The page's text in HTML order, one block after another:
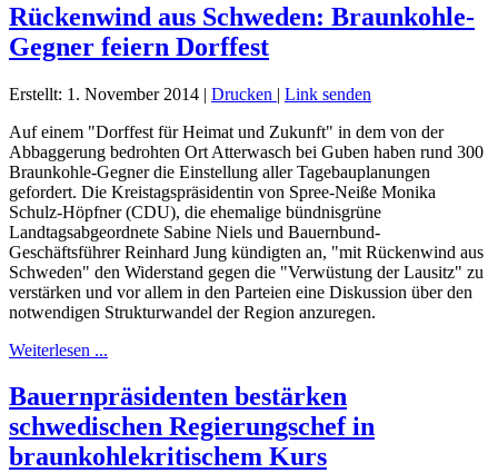
Rückenwind aus Schweden: Braunkohle-
Gegner feiern Dorffest
Erstellt: 1. November 2014 | Drucken | Link senden
Auf einem "Dorffest für Heimat und Zukunft" in dem von der
Abbaggerung bedrohten Ort Atterwasch bei Guben haben rund 300
Braunkohle-Gegner die Einstellung aller Tagebauplanungen
gefordert. Die Kreistagspräsidentin von Spree-Neiße Monika
Schulz-Höpfner (CDU), die ehemalige bündnisgrüne
Landtagsabgeordnete Sabine Niels und Bauernbund-
Geschäftsführer Reinhard Jung kündigten an, "mit Rückenwind aus
Schweden" den Widerstand gegen die "Verwüstung der Lausitz" zu
verstärken und vor allem in den Parteien eine Diskussion über den
notwendigen Strukturwandel der Region anzuregen.
Weiterlesen ...
Bauernpräsidenten bestärken
schwedischen Regierungschef in
braunkohlekritischem Kurs